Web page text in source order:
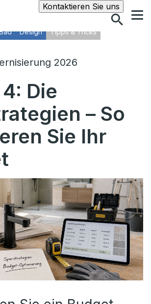
Kontaktieren Sie unsSuche
Design Tipps & Tricks
2026
Die
– So
Sie Ihr